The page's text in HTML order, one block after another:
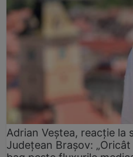
Adrian Veștea, reacție la
Județean Brașov: